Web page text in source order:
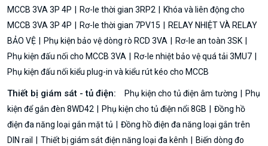
MCCB 3VA 3P 4P
Rơ-le thời gian 3RP2
Khóa và liên động cho
MCCB 3VA 3P 4P
Rơ-le thời gian 7PV15
RELAY NHIỆT VÀ RELAY
BẢO VỆ
Phụ kiện bảo vệ dòng rò RCD 3VA
Rơ-le an toàn 3SK
Phụ kiện đấu nối cho MCCB 3VA
Rơ-le nhiệt bảo vệ quá tải 3MU7
Phụ kiện đấu nối kiểu plug-in và kiểu rút kéo cho MCCB
Thiết bị giám sát - tủ điện: Phụ kiện cho tủ điện âm tường
Phụ
kiện để gắn đèn 8WD42
Phụ kiện cho tủ điện nổi 8GB
Đồng hồ
điện đa năng loại gắn mặt tủ
Đồng hồ điện đa năng loại gắn trên
DIN rail
Thiết bị giám sát điện năng loại đa kênh Biến dòng đo